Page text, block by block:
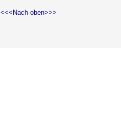
<<<Nach oben>>>